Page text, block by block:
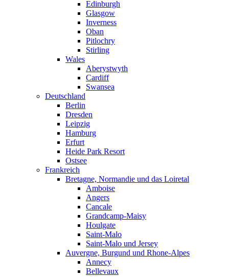
Edinburgh
Glasgow
Inverness
Oban
Pitlochry
Stirling
Wales
Aberystwyth
Cardiff
Swansea
Deutschland
Berlin
Dresden
Leipzig
Hamburg
Erfurt
Heide Park Resort
Ostsee
Frankreich
Bretagne, Normandie und das Loiretal
Amboise
Angers
Cancale
Grandcamp-Maisy
Houlgate
Saint-Malo
Saint-Malo und Jersey
Auvergne, Burgund und Rhone-Alpes
Annecy
Bellevaux